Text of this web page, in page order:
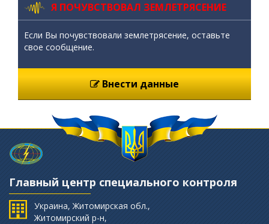
Я ПОЧУВСТВОВАЛ ЗЕМЛЕТРЯСЕНИЕ
Если Вы почувствовали землетрясение, оставьте
свое сообщение.
Внести данные
Главный центр специального контроля
Украина, Житомирская обл.,
Житомирский р-н,